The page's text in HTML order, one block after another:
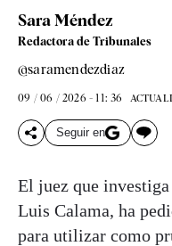
Sara Méndez
Redactora de Tribunales
@saramendezdiaz
09 / 06 / 2026 - 11: 36
Seguir en
El juez que investiga
Luis Calama, ha
para utilizar como